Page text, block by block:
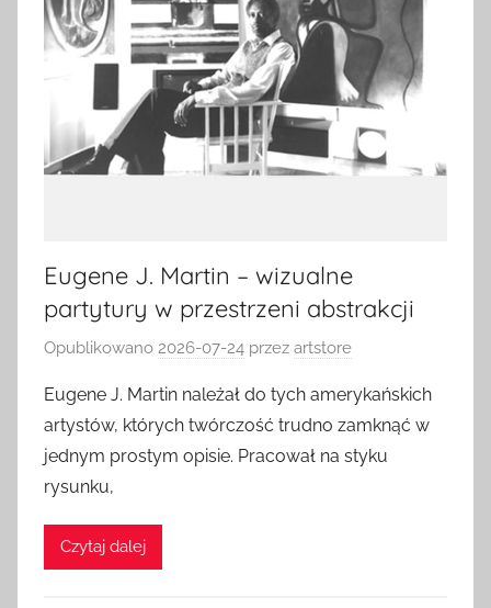
Eugene J. Martin – wizualne
partytury w przestrzeni abstrakcji
Opublikowano 2026-07-24 przez artstore
Eugene J. Martin należał do tych amerykańskich
artystów, których twórczość trudno zamknąć w
jednym prostym opisie. Pracował na styku
rysunku,
Czytaj dalej